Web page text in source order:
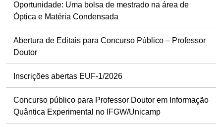
Oportunidade: Uma bolsa de mestrado na área de
Óptica e Matéria Condensada
Abertura de Editais para Concurso Público – Professor
Doutor
Inscrições abertas EUF-1/2026
Concurso público para Professor Doutor em Informação
Quântica Experimental no IFGW/Unicamp